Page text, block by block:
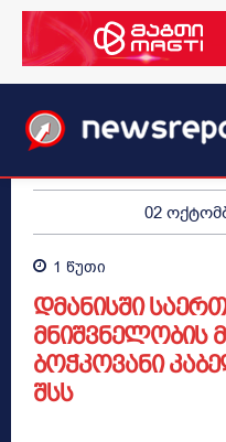
02
1 წუთი
დმანისში
მნიშვნელობის
ბოჭკოვანი
შსს